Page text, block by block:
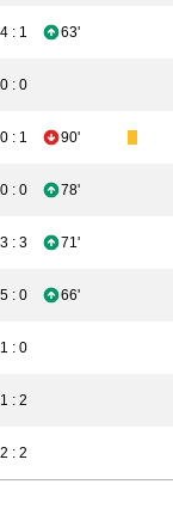
4 : 1 63'
0 : 0
0 : 1 90'
0 : 0 78'
3 : 3 71'
5 : 0 66'
1 : 0
1 : 2
2 : 2